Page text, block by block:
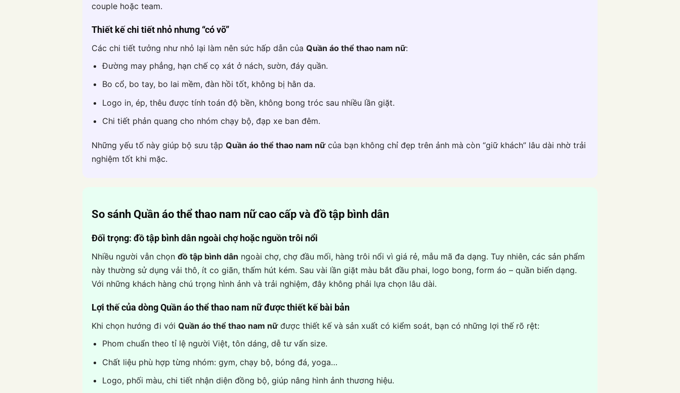
couple hoặc team.
Thiết kế chi tiết nhỏ nhưng “có võ”
Các chi tiết tưởng như nhỏ lại làm nên sức hấp dẫn của Quần áo thể thao nam nữ:
Đường may phẳng, hạn chế cọ xát ở nách, sườn, đáy quần.
Bo cổ, bo tay, bo lai mềm, đàn hồi tốt, không bị hằn da.
Logo in, ép, thêu được tính toán độ bền, không bong tróc sau nhiều lần giặt.
Chi tiết phản quang cho nhóm chạy bộ, đạp xe ban đêm.
Những yếu tố này giúp bộ sưu tập Quần áo thể thao nam nữcủa bạn không chỉ đẹp trên ảnh mà còn “giữ khách” lâu dài nhờ trải
nghiệm tốt khi mặc.
So sánh Quần áo thể thao nam nữcao cấp và đồ tập bình dân
Đối trọng: đồ tập bình dân ngoài chợ hoặc nguồn trôi nổi
Nhiều người vẫn chọn đồ tập bình dân ngoài chợ, chợ đầu mối, hàng trôi nổi vì giá rẻ, mẫu mã đa dạng. Tuy nhiên, các sản phẩm
này thường sử dụng vải thô, ít co giãn, thấm hút kém. Sau vài lần giặt màu bắt đầu phai, logo bong, form áo – quần biến dạng.
Với những khách hàng chú trọng hình ảnh và trải nghiệm, đây không phải lựa chọn lâu dài.
Lợi thế của dòngQuần áo thể thao nam nữđược thiết kế bài bản
Khi chọn hướng đi với Quần áo thể thao nam nữđược thiết kế và sản xuất có kiểm soát, bạn có những lợi thế rõ rệt:
Phom chuẩn theo tỉ lệ người Việt, tôn dáng, dễ tư vấn size.
Chất liệu phù hợp từng nhóm: gym, chạy bộ, bóng đá, yoga…
Logo, phối màu, chi tiết nhận diện đồng bộ, giúp nâng hình ảnh thương hiệu.